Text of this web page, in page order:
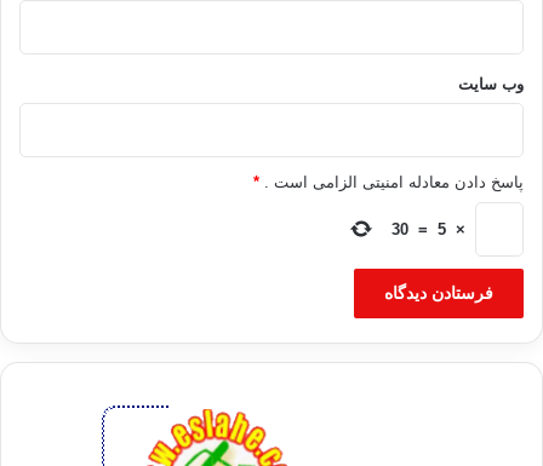
وب‌ سایت
پاسخ دادن معادله امنیتی الزامی است . *
×
5
=
30